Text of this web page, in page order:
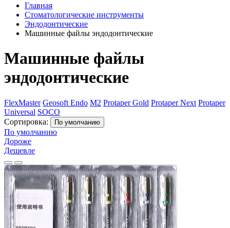
Главная
Стоматологические инструменты
Эндодонтические
Машинные файлы эндодонтические
Машинные файлы
эндодонтические
FlexMaster Geosoft Endo M2 Protaper Gold Protaper Next Protaper
Universal SOCO
Сортировка:
По умолчанию
По умолчанию
Дороже
Дешевле